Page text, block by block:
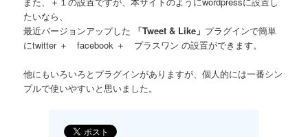
たいなら、
最近バージョンアップした
「Tweet & Like」 プラグインで簡単
にtwitter ＋ facebook ＋ プラスワン の設置ができます。
他にもいろいろとプラグインがありますが、個人的には一番シン
プルで使いやすいと思いました。